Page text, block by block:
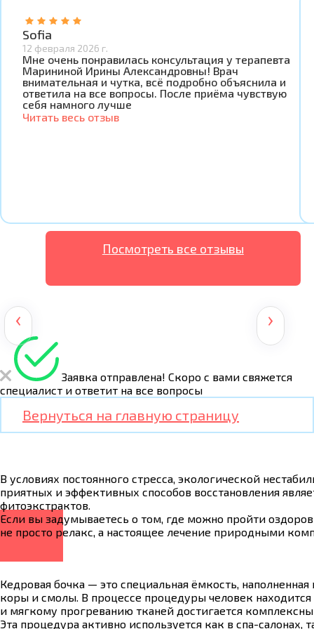
Sofia
12 февраля 2026 г.
Мне очень понравилась консультация у терапевта
Марининой Ирины Александровны! Врач
внимательная и чутка, всё подробно объяснила и
ответила на все вопросы. После приёма чувствую
себя намного лучше
Читать весь отзыв
‹ ›
Посмотреть все отзывы
Заявка отправлена! Скоро с вами свяжется
специалист и ответит на все вопросы
Вернуться на главную страницу
В условиях постоянного стресса, экологической
приятных и эффективных способов восстановления
фитоэкстрактов.
Если вы задумываетесь о том, где можно пройти
не просто релакс, а настоящее лечение природными
Кедровая бочка — это специальная ёмкость,
коры и смолы. В процессе процедуры человек
и мягкому прогреванию тканей достигается
Эта процедура активно используется как в спа-